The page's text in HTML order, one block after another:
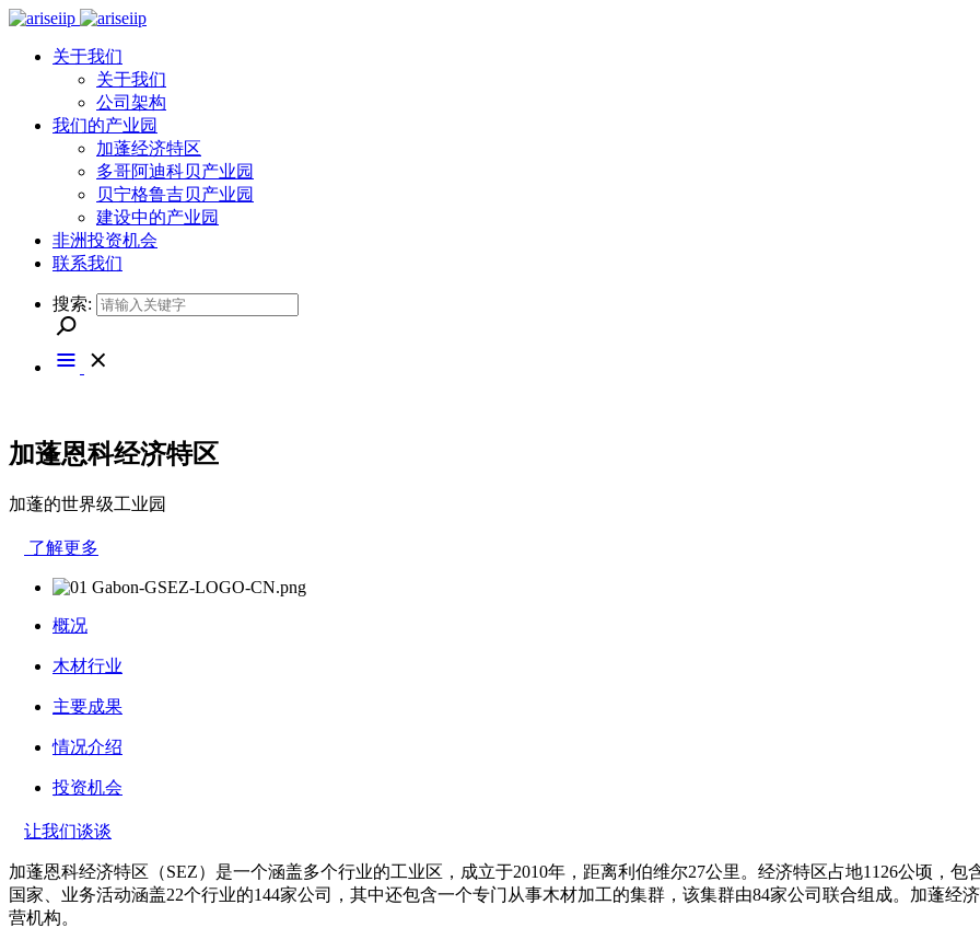
关于我们
关于我们
公司架构
我们的产业园
加蓬经济特区
多哥阿迪科贝产业园
贝宁格鲁吉贝产业园
建设中的产业园
非洲投资机会
联系我们
搜索:
加蓬恩科经济特区
加蓬的世界级工业园
了解更多
概况
木材行业
主要成果
情况介绍
投资机会
让我们谈谈
加蓬恩科经济特区（SEZ）是一个涵盖多个行业的工业区，成立于2010年，距离利伯维尔27公里。经济特区占地1126公顷，
国家、业务活动涵盖22个行业的144家公司，其中还包含一个专门从事木材加工的集群，该集群由84家公司联合组成。加蓬经
营机构。